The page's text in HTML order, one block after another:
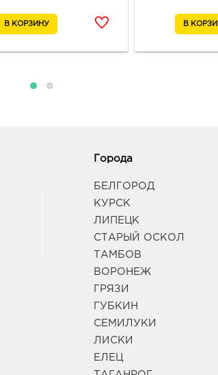
График
Курск
Курск,
Курск
305004,
Города
БЕЛГОРОД
КУРСК
ЛИПЕЦК
СТАРЫЙ ОСКОЛ
ТАМБОВ
ВОРОНЕЖ
ГРЯЗИ
ГУБКИН
СЕМИЛУКИ
ЛИСКИ
ЕЛЕЦ